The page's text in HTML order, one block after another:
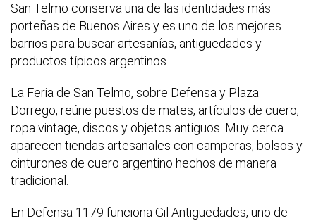
San Telmo conserva una de las identidades más
porteñas de Buenos Aires y es uno de los mejores
barrios para buscar artesanías, antigüedades y
productos típicos argentinos.
La Feria de San Telmo, sobre Defensa y Plaza
Dorrego, reúne puestos de mates, artículos de cuero,
ropa vintage, discos y objetos antiguos. Muy cerca
aparecen tiendas artesanales con camperas, bolsos y
cinturones de cuero argentino hechos de manera
tradicional.
En Defensa 1179 funciona Gil Antigüedades, uno de